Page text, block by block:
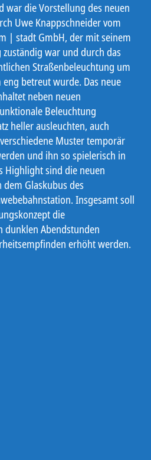
war die Vorstellung des neuen
Uwe Knappschneider vom
| stadt GmbH, der mit seinem
war und durch das
Straßenbeleuchtung um
betreut wurde. Das neue
neben neuen
Beleuchtung
heller ausleuchten, auch
Muster temporär
und ihn so spielerisch in
Highlight sind die neuen
Glaskubus des
Insgesamt soll
die
dunklen Abendstunden
erhöht werden.